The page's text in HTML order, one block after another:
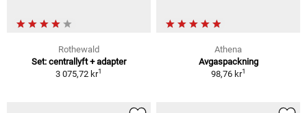
Rothewald
Set: centrallyft + adapter
3 075,72 kr1
Athena
Avgaspackning
98,76 kr1